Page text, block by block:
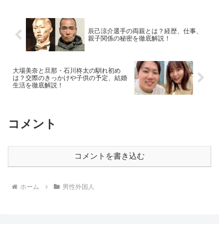
辰己涼介選手の両親とは？経歴、仕事、
親子関係の秘密を徹底解説！
大場美奈と旦那・石川柊太の馴れ初め
は？交際のきっかけや子供の予定、結婚
生活を徹底解説！
コメント
コメントを書き込む
ホーム 男性外国人